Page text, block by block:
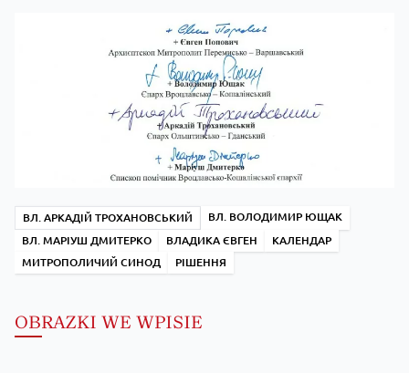
ВЛ. АРКАДІЙ ТРОХАНОВСЬКИЙ
ВЛ. ВОЛОДИМИР ЮЩАК
ВЛ. МАРІУШ ДМИТЕРКО
ВЛАДИКА ЄВГЕН
КАЛЕНДАР
МИТРОПОЛИЧИЙ СИНОД
РІШЕННЯ
OBRAZKI WE WPISIE